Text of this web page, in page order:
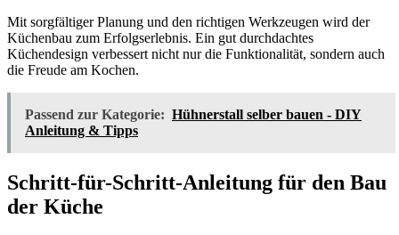
Mit sorgfältiger Planung und den richtigen Werkzeugen wird der
Küchenbau zum Erfolgserlebnis. Ein gut durchdachtes
Küchendesign verbessert nicht nur die Funktionalität, sondern auch
die Freude am Kochen.
Passend zur Kategorie: Hühnerstall selber bauen - DIY
Anleitung & Tipps
Schritt-für-Schritt-Anleitung für den Bau
der Küche